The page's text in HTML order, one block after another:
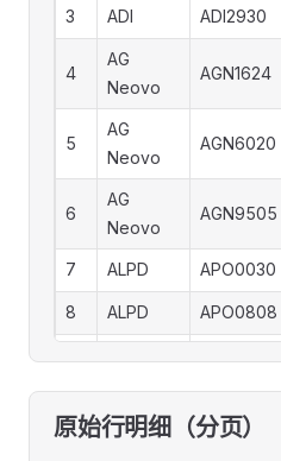
3 ADI ADI2930
4
AG
Neovo
AGN1624
5
AG
Neovo
AGN6020
6
AG
Neovo
AGN9505
7 ALPD APO0030
8 ALPD APO0808
10 AMT AMT0000
11 AMT AMT0038
原始行明细（分页）